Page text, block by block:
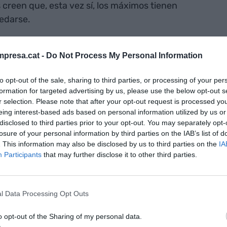
- Do Not Process My Personal Information
opt-out of the sale, sharing to third parties, or processing of your
for targeted advertising by us, please use the below opt-out
selection. Please note that after your opt-out request is processed
interest-based ads based on personal information utilized by us
to third parties prior to your opt-out. You may separately
of your personal information by third parties on the IAB’s list of
This information may also be disclosed by us to third parties on the
Participants that may further disclose it to other third parties.
Data Processing Opt Outs
opt-out of the Sharing of my personal data.
que, esta vez sí, los máximos tienen
entre 2007 y 2025? Primero de todo,
de este año ha sido el mejor del Ibex-35
. Si miramos el conjunto de 2025, las
de un nuevo acelerón en agosto. Es un
2006, cuando repuntó cerca de un +32%
cierra la semana con los mejores datos